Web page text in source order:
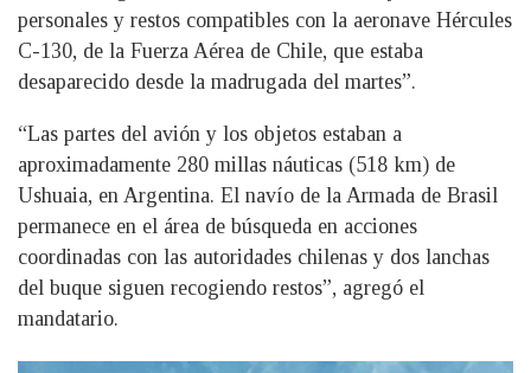
personales y restos compatibles con la aeronave Hércules
C-130, de la Fuerza Aérea de Chile, que estaba
desaparecido desde la madrugada del martes”.
“Las partes del avión y los objetos estaban a
aproximadamente 280 millas náuticas (518 km) de
Ushuaia, en Argentina. El navío de la Armada de Brasil
permanece en el área de búsqueda en acciones
coordinadas con las autoridades chilenas y dos lanchas
del buque siguen recogiendo restos”, agregó el
mandatario.